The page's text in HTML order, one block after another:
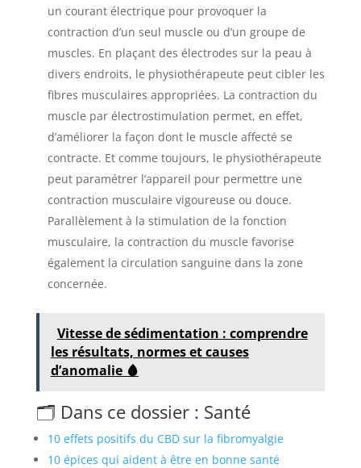
un courant électrique pour provoquer la
contraction d’un seul muscle ou d’un groupe de
muscles. En plaçant des électrodes sur la peau à
divers endroits, le physiothérapeute peut cibler les
fibres musculaires appropriées. La contraction du
muscle par électrostimulation permet, en effet,
d’améliorer la façon dont le muscle affecté se
contracte. Et comme toujours, le physiothérapeute
peut paramétrer l’appareil pour permettre une
contraction musculaire vigoureuse ou douce.
Parallèlement à la stimulation de la fonction
musculaire, la contraction du muscle favorise
également la circulation sanguine dans la zone
concernée.
Vitesse de sédimentation : comprendre
les résultats, normes et causes
d’anomalie 🩸
🗂️ Dans ce dossier : Santé
10 effets positifs du CBD sur la fibromyalgie
10 épices qui aident à être en bonne santé